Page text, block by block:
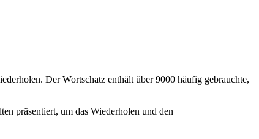
Der Wortschatz enthält über 9000 häufig gebrauchte,
präsentiert, um das Wiederholen und den